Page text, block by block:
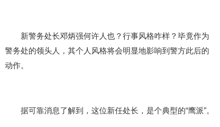
新警务处长邓炳强何许人也？行事风格咋样？毕竟作为
警务处的领头人，其个人风格将会明显地影响到警方此后的
动作。
据可靠消息了解到，这位新任处长，是个典型的“鹰派”。